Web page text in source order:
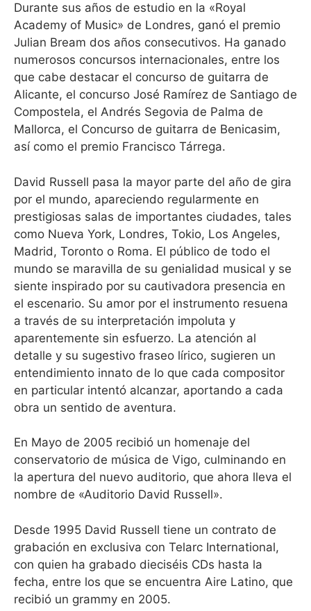
Durante sus años de estudio en la «Royal
Academy of Music» de Londres, ganó el premio
Julian Bream dos años consecutivos. Ha ganado
numerosos concursos internacionales, entre los
que cabe destacar el concurso de guitarra de
Alicante, el concurso José Ramírez de Santiago de
Compostela, el Andrés Segovia de Palma de
Mallorca, el Concurso de guitarra de Benicasim,
así como el premio Francisco Tárrega.
David Russell pasa la mayor parte del año de gira
por el mundo, apareciendo regularmente en
prestigiosas salas de importantes ciudades, tales
como Nueva York, Londres, Tokio, Los Angeles,
Madrid, Toronto o Roma. El público de todo el
mundo se maravilla de su genialidad musical y se
siente inspirado por su cautivadora presencia en
el escenario. Su amor por el instrumento resuena
a través de su interpretación impoluta y
aparentemente sin esfuerzo. La atención al
detalle y su sugestivo fraseo lírico, sugieren un
entendimiento innato de lo que cada compositor
en particular intentó alcanzar, aportando a cada
obra un sentido de aventura.
En Mayo de 2005 recibió un homenaje del
conservatorio de música de Vigo, culminando en
la apertura del nuevo auditorio, que ahora lleva el
nombre de «Auditorio David Russell».
Desde 1995 David Russell tiene un contrato de
grabación en exclusiva con Telarc International,
con quien ha grabado dieciséis CDs hasta la
fecha, entre los que se encuentra Aire Latino, que
recibió un grammy en 2005.